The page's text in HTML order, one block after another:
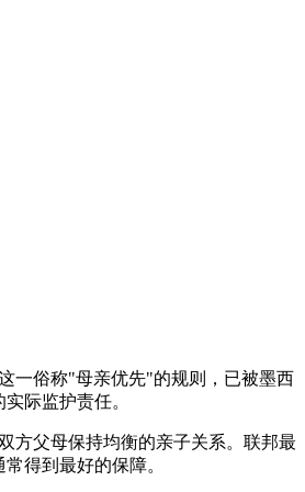
一俗称"母亲优先"的规则，已被墨西
际监护责任。
方父母保持均衡的亲子关系。联邦最
得到最好的保障。